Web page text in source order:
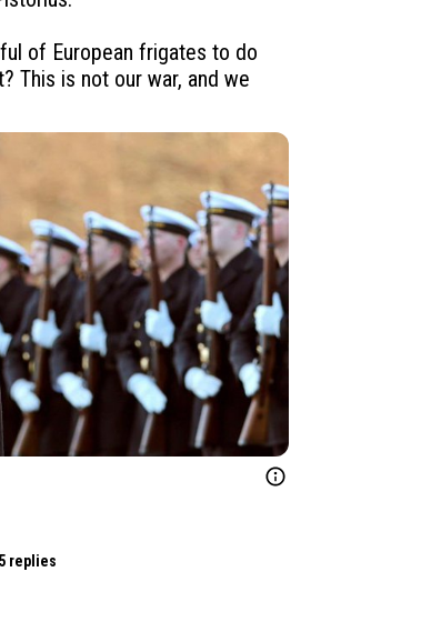
of European frigates to do
This is not our war, and we
replies